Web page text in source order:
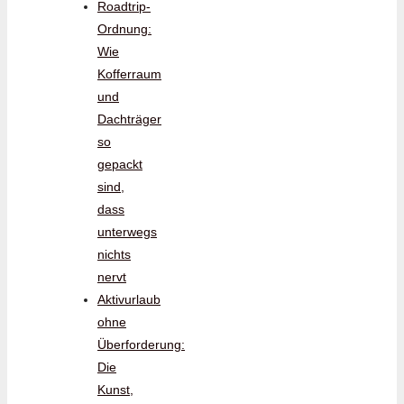
Roadtrip-
Ordnung:
Wie
Kofferraum
und
Dachträger
so
gepackt
sind,
dass
unterwegs
nichts
nervt
Aktivurlaub
ohne
Überforderung:
Die
Kunst,